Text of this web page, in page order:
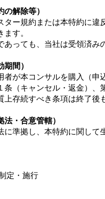
解除等）
ター規約または本特約に
す。
あっても、当社は受領済み
間）
者が本コンサルを購入（
条（キャンセル・返金）
上存続すべき条項は終了後
・合意管轄）
に準拠し、本特約に関して
定・施行